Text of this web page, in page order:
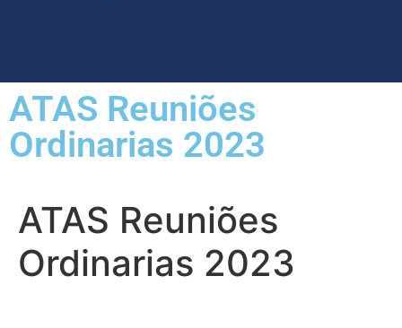
ATAS Reuniões
Ordinarias 2023
ATAS Reuniões
Ordinarias 2023